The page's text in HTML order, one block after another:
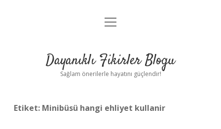
Anasayfa
Yasal Uyarı
menüyü
Dayanıklı Fikirler Blogu
Sağlam önerilerle hayatını güçlendir!
Etiket: Minibüsü hangi ehliyet kullanir